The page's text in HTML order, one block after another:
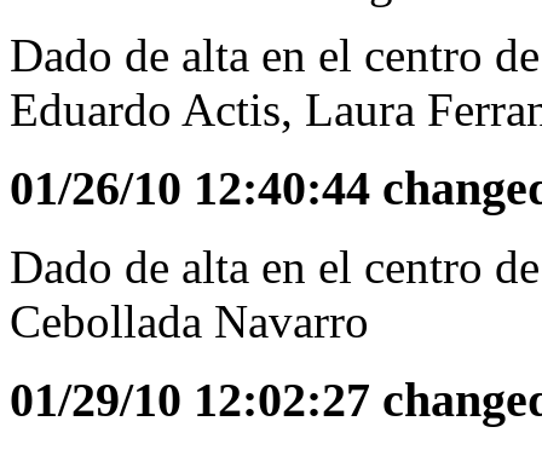
Dado de alta en el centro
Eduardo Actis, Laura
01/26/10 12:40:44
Dado de alta en el centro
Cebollada Navarro
01/29/10 12:02:27